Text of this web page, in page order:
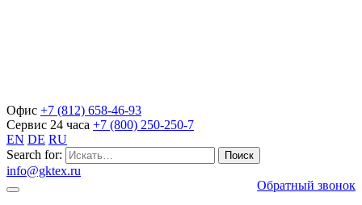
Офис +7 (812) 658-46-93
Сервис 24 часа +7 (800) 250-250-7
EN DE RU
Search for:
info@gktex.ru
Обратный звонок